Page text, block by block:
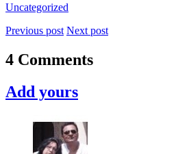
Uncategorized
Previous post Next post
4 Comments
Add yours